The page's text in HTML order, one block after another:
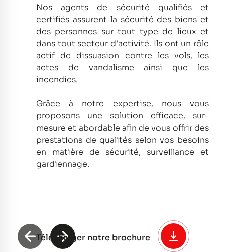
Nos agents de sécurité qualifiés et
certifiés assurent la sécurité des biens et
des personnes sur tout type de lieux et
dans tout secteur d'activité. Ils ont un rôle
actif de dissuasion contre les vols, les
actes de vandalisme ainsi que les
incendies.
Grâce à notre expertise, nous vous
proposons une solution efficace, sur-
mesure et abordable afin de vous offrir des
prestations de qualités selon vos besoins
en matière de sécurité, surveillance et
gardiennage.
Télécharger notre brochure